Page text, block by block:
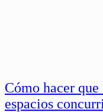
Cómo hacer que
espacios